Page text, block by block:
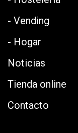
- Vending
- Hogar
Noticias
Tienda online
Contacto